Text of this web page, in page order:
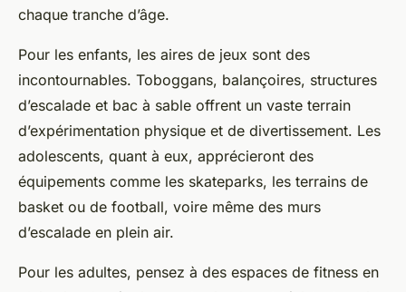
chaque tranche d’âge.
Pour les enfants, les aires de jeux sont des
incontournables. Toboggans, balançoires, structures
d’escalade et bac à sable offrent un vaste terrain
d’expérimentation physique et de divertissement. Les
adolescents, quant à eux, apprécieront des
équipements comme les skateparks, les terrains de
basket ou de football, voire même des murs
d’escalade en plein air.
Pour les adultes, pensez à des espaces de fitness en